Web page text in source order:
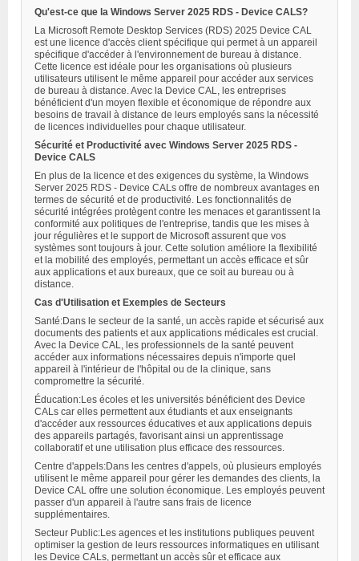
Qu'est-ce que la Windows Server 2025 RDS - Device CALS?
La Microsoft Remote Desktop Services (RDS) 2025 Device CAL
est une licence d'accès client spécifique qui permet à un appareil
spécifique d'accéder à l'environnement de bureau à distance.
Cette licence est idéale pour les organisations où plusieurs
utilisateurs utilisent le même appareil pour accéder aux services
de bureau à distance. Avec la Device CAL, les entreprises
bénéficient d'un moyen flexible et économique de répondre aux
besoins de travail à distance de leurs employés sans la nécessité
de licences individuelles pour chaque utilisateur.
Sécurité et Productivité avec Windows Server 2025 RDS -
Device CALS
En plus de la licence et des exigences du système, la Windows
Server 2025 RDS - Device CALs offre de nombreux avantages en
termes de sécurité et de productivité. Les fonctionnalités de
sécurité intégrées protègent contre les menaces et garantissent la
conformité aux politiques de l'entreprise, tandis que les mises à
jour régulières et le support de Microsoft assurent que vos
systèmes sont toujours à jour. Cette solution améliore la flexibilité
et la mobilité des employés, permettant un accès efficace et sûr
aux applications et aux bureaux, que ce soit au bureau ou à
distance.
Cas d'Utilisation et Exemples de Secteurs
Santé:Dans le secteur de la santé, un accès rapide et sécurisé aux
documents des patients et aux applications médicales est crucial.
Avec la Device CAL, les professionnels de la santé peuvent
accéder aux informations nécessaires depuis n'importe quel
appareil à l'intérieur de l'hôpital ou de la clinique, sans
compromettre la sécurité.
Éducation:Les écoles et les universités bénéficient des Device
CALs car elles permettent aux étudiants et aux enseignants
d'accéder aux ressources éducatives et aux applications depuis
des appareils partagés, favorisant ainsi un apprentissage
collaboratif et une utilisation plus efficace des ressources.
Centre d'appels:Dans les centres d'appels, où plusieurs employés
utilisent le même appareil pour gérer les demandes des clients, la
Device CAL offre une solution économique. Les employés peuvent
passer d'un appareil à l'autre sans frais de licence
supplémentaires.
Secteur Public:Les agences et les institutions publiques peuvent
optimiser la gestion de leurs ressources informatiques en utilisant
les Device CALs, permettant un accès sûr et efficace aux